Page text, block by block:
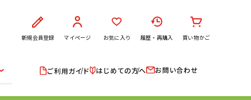
新規会員登録 マイページ お気に入り 履歴・再購入 買い物かご
ご利用ガイド はじめての方へ お問い合わせ